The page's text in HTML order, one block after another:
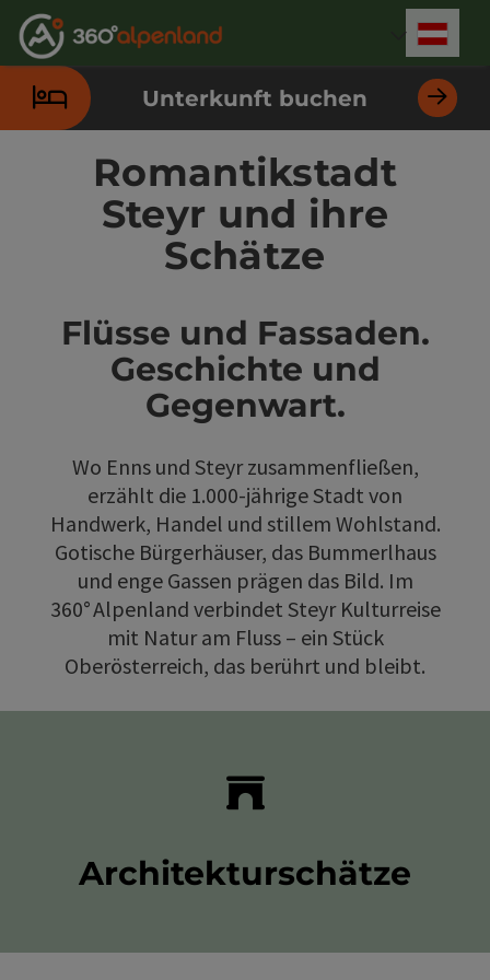
Zum Inhalt
Zur Navigation
Zum Seitenanfang
Zur Kontaktseite
Zur Suche
Zum Impressum
Zu den Hinweisen zur Bedienung der Website
Zur Startseite
Unterkunft buchen
Romantikstadt
Steyr und ihre
Schätze
Flüsse und Fassaden.
Geschichte und
Gegenwart.
Wo Enns und Steyr zusammenfließen,
erzählt die 1.000‑jährige Stadt von
Handwerk, Handel und stillem Wohlstand.
Gotische Bürgerhäuser, das Bummerlhaus
und enge Gassen prägen das Bild. Im
360° Alpenland verbindet Steyr Kulturreise
mit Natur am Fluss – ein Stück
Oberösterreich, das berührt und bleibt.
Architekturschätze